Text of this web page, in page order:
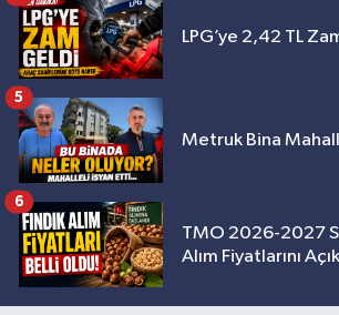
LPG’ye 2,42 TL
Metruk Bina
5
TMO 2026-2027
Alım Fiyatlarını
6